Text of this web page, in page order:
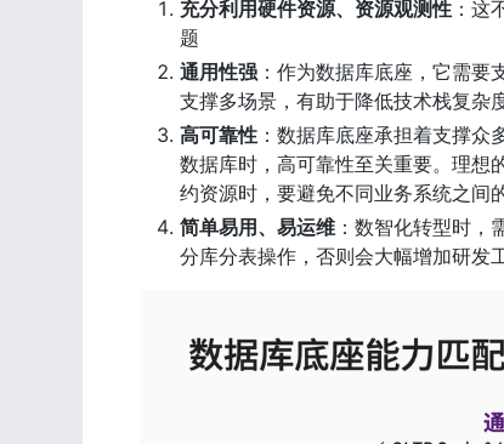
充分利用硬件资源、资源观测性 ：这
题
通用性强 ：作为数据库底座，它需
支撑多场景，有助于降低技术栈复杂
高可靠性 ：数据库底座承担着支撑
数据库时，高可靠性至关重要。理想
约资源时，要避免不同业务系统之间
简单易用、易运维 ：数智化转型时
分库分表操作，否则会大幅增加研发